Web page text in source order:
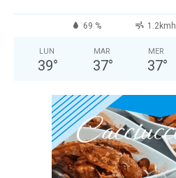
69 % 1.2kmh
LUN
39°
MAR
37°
MER
37°